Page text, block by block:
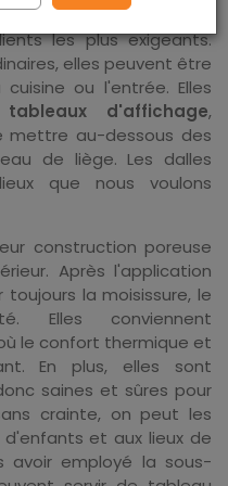
gamme d'assortiment
les plus exigeants.
elles peuvent être
ou l'entrée. Elles
tableaux d'affichage,
mettre au-dessous des
de liège. Les dalles
que nous voulons
construction poreuse
Après l'application
toujours la moisissure, le
Elles conviennent
le confort thermique et
En plus, elles sont
saines et sûres pour
crainte, on peut les
et aux lieux de
avoir employé la sous-